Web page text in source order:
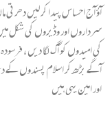
آؤ آج احساس پیدا کر لیں
سرداروں اور وڈیروں کی شکل
کی امیدوں کو آگ لگا دیں ،
آگے بڑھ کر اسلام پسندوں کے
اور امین یہی ہیں